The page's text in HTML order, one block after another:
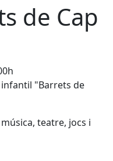
de Cap
infantil "Barrets de
teatre, jocs i